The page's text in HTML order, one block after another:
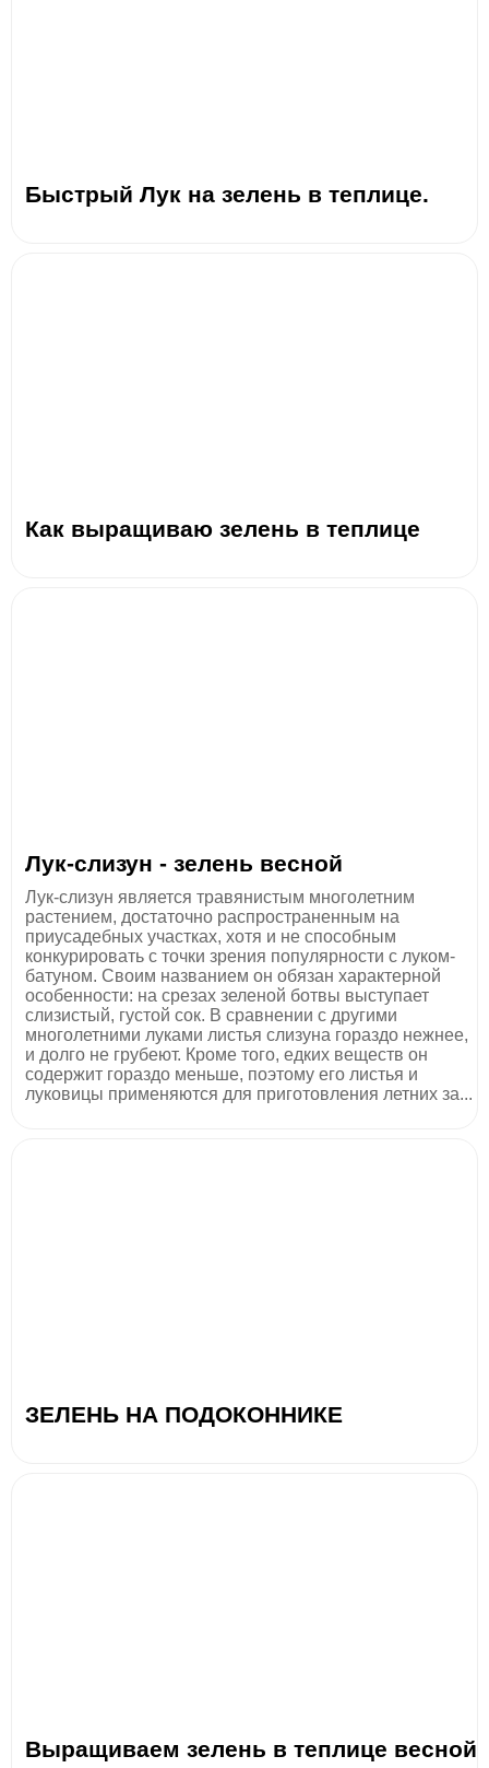
Быстрый Лук на зелень в теплице.
Как выращиваю зелень в теплице
Лук-слизун - зелень весной
Лук-слизун является травянистым многолетним
растением, достаточно распространенным на
приусадебных участках, хотя и не способным
конкурировать с точки зрения популярности с луком-
батуном. Своим названием он обязан характерной
особенности: на срезах зеленой ботвы выступает
слизистый, густой сок. В сравнении с другими
многолетними луками листья слизуна гораздо нежнее,
и долго не грубеют. Кроме того, едких веществ он
содержит гораздо меньше, поэтому его листья и
луковицы применяются для приготовления летних за...
ЗЕЛЕНЬ НА ПОДОКОННИКЕ
Выращиваем зелень в теплице весной